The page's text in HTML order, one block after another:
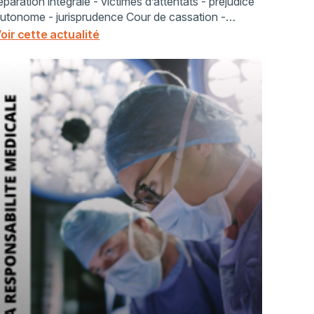
- jurisprudence Cour de cassation -
des victimes indirectes.
cette actualité